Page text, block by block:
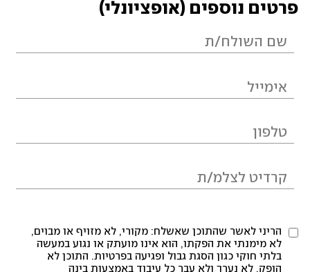
פרטים נוספים (אופציונלי)
הריני לאשר שהתוכן שאשלח: מקורי, לא מזויף או מבוים,
לא מימנתי את הפקתו, הוא אינו מועתק או נגוע במעשה
בלתי חוקי כגון הסגת גבול ופגיעה בפרטיות. התוכן לא
הופק, לא נערך ולא עבר כל עיבוד באמצעות בינה